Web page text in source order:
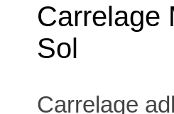
Carrelage
Sol
Carrelage